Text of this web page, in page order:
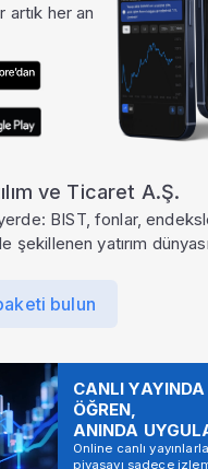
artık her an
ve Ticaret A.Ş.
yerde: BIST, fonlar,
şekillenen yatırım
bulun
CANLI YAYINDA
ÖĞREN,
ANINDA
Online canlı yayınlarla
piyasayı sadece